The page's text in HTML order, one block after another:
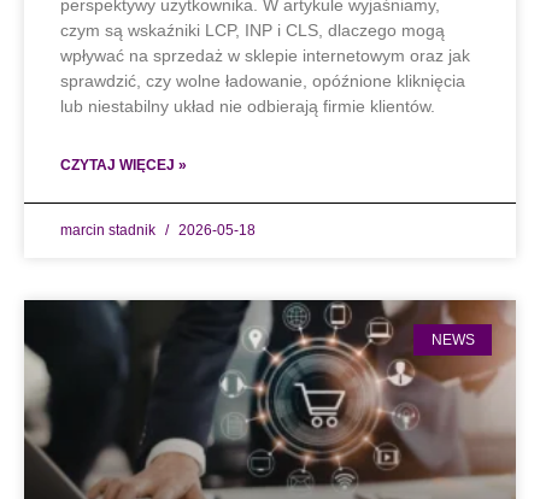
perspektywy użytkownika. W artykule wyjaśniamy,
czym są wskaźniki LCP, INP i CLS, dlaczego mogą
wpływać na sprzedaż w sklepie internetowym oraz jak
sprawdzić, czy wolne ładowanie, opóźnione kliknięcia
lub niestabilny układ nie odbierają firmie klientów.
CZYTAJ WIĘCEJ »
marcin stadnik 2026-05-18
NEWS